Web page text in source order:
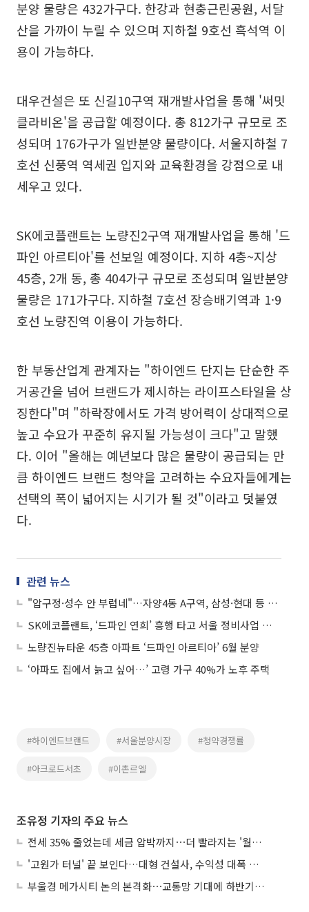
분양 물량은 432가구다. 한강과 현충근린공원, 서달
산을 가까이 누릴 수 있으며 지하철 9호선 흑석역 이
용이 가능하다.
대우건설은 또 신길10구역 재개발사업을 통해 '써밋
클라비온'을 공급할 예정이다. 총 812가구 규모로 조
성되며 176가구가 일반분양 물량이다. 서울지하철 7
호선 신풍역 역세권 입지와 교육환경을 강점으로 내
세우고 있다.
SK에코플랜트는 노량진2구역 재개발사업을 통해 '드
파인 아르티아'를 선보일 예정이다. 지하 4층~지상
45층, 2개 동, 총 404가구 규모로 조성되며 일반분양
물량은 171가구다. 지하철 7호선 장승배기역과 1·9
호선 노량진역 이용이 가능하다.
한 부동산업계 관계자는 "하이엔드 단지는 단순한 주
거공간을 넘어 브랜드가 제시하는 라이프스타일을 상
징한다"며 "하락장에서도 가격 방어력이 상대적으로
높고 수요가 꾸준히 유지될 가능성이 크다"고 말했
다. 이어 "올해는 예년보다 많은 물량이 공급되는 만
큼 하이엔드 브랜드 청약을 고려하는 수요자들에게는
선택의 폭이 넓어지는 시기가 될 것"이라고 덧붙였
다.
관련 뉴스
"압구정·성수 안 부럽네"…자양4동 A구역, 삼성·현대 등 대형사 우르르
SK에코플랜트, ‘드파인 연희’ 흥행 타고 서울 정비사업 공략 나선다
노량진뉴타운 45층 아파트 ‘드파인 아르티아’ 6월 분양
‘아파도 집에서 늙고 싶어…’ 고령 가구 40%가 노후 주택
#하이엔드브랜드 #서울분양시장 #청약경쟁률
#아크로드서초 #이촌르엘
조유정 기자의 주요 뉴스
전세 35% 줄었는데 세금 압박까지⋯더 빨라지는 '월세화'
'고원가 터널' 끝 보인다…대형 건설사, 수익성 대폭 개선
부울경 메가시티 논의 본격화⋯교통망 기대에 하반기 분양시장 '주목'